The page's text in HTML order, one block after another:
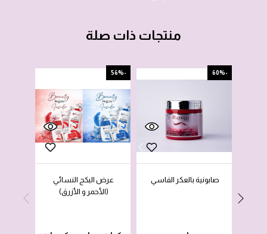
منتجات ذات صلة
-60%
صابونية بالعكر الفاسي
-56%
عرض البكج النسائي
(الأحمر و الأزرق)